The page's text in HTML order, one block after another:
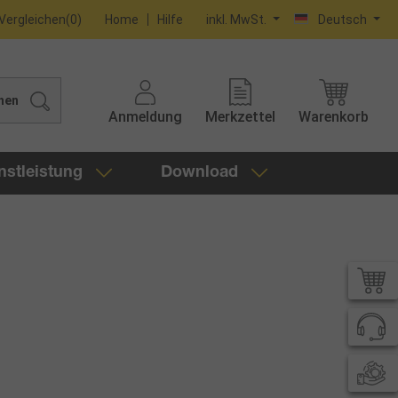
(0) Home Hilfe inkl. MwSt. Deutsch
Anmeldung Merkzettel Warenkorb
Download